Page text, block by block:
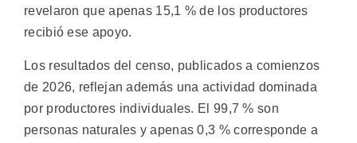
revelaron que apenas 15,1 % de los productores
recibió ese apoyo.
Los resultados del censo, publicados a comienzos
de 2026, reflejan además una actividad dominada
por productores individuales. El 99,7 % son
personas naturales y apenas 0,3 % corresponde a